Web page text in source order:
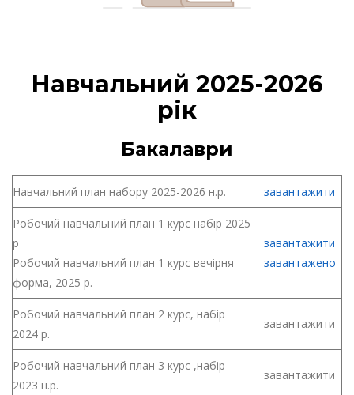
Навчальний 2025-2026
рік
Бакалаври
Навчальний план набору 2025-2026 н.р. завантажити
Робочий навчальний план 1 курс набір 2025
р
Робочий навчальний план 1 курс вечірня
форма, 2025 р.
завантажити
завантажено
Робочий навчальний план 2 курс, набір
2024 р.
завантажити
Робочий навчальний план 3 курс ,набір
2023 н.р.
завантажити